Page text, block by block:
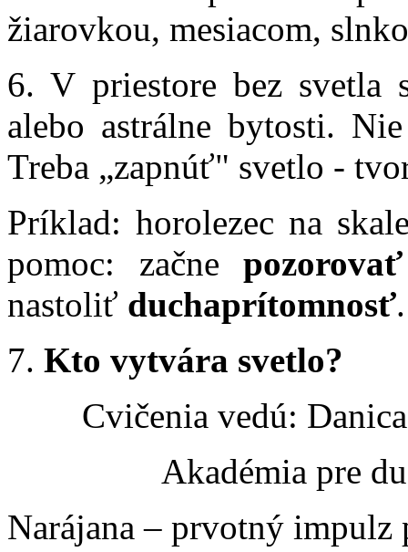
žiarovkou, mesiacom,
6. V priestore bez svetla
alebo astrálne bytosti.
Treba „zapnúť" svetlo -
Príklad: horolezec na
pomoc: začne pozorovať
nastoliť duchaprítomnosť.
7. Kto vytvára svetlo?
Cvičenia vedú:
Akadémia pre
Narájana – prvotný impulz